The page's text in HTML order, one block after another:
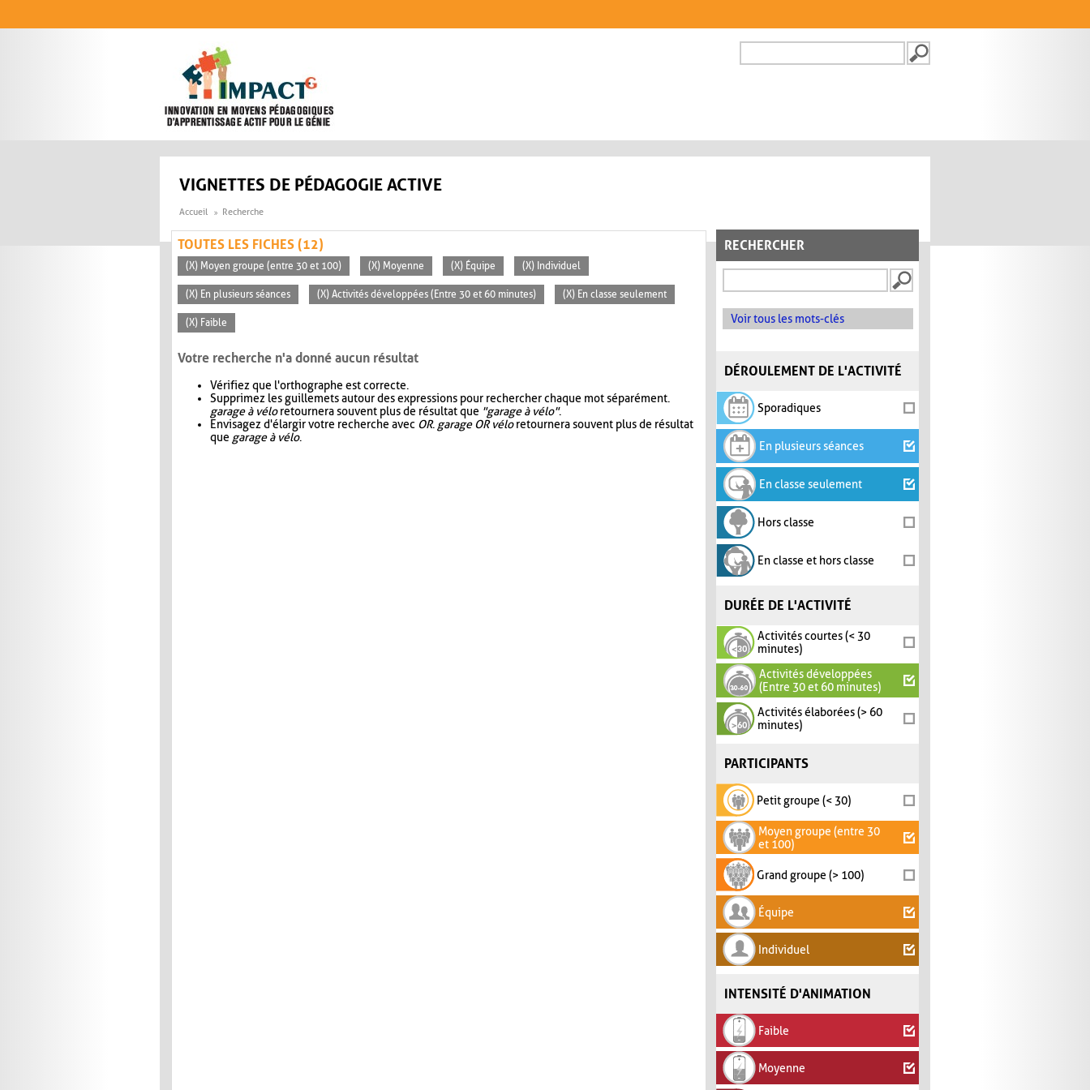
FORMULAIRE DE
VIGNETTES DE PÉDAGOGIE ACTIVE
Accueil Recherche
RECHERCHER
Voir tous les mots-clés
DÉROULEMENT DE L'ACTIVITÉ
Sporadiques
En plusieurs séances
En classe seulement
Hors classe
En classe et hors classe
DURÉE DE L'ACTIVITÉ
Activités courtes (< 30
minutes)
Activités développées
(Entre 30 et 60 minutes)
Activités élaborées (> 60
minutes)
PARTICIPANTS
Petit groupe (< 30)
Moyen groupe (entre 30
et 100)
Grand groupe (> 100)
Équipe
Individuel
INTENSITÉ D'ANIMATION
Faible
Moyenne
TOUTES LES FICHES (12)
(X) Moyen groupe (entre 30 et 100) (X) Moyenne (X) Équipe (X) Individuel
(X) En plusieurs séances (X) Activités développées (Entre 30 et 60 minutes) (X) En classe seulement
(X) Faible
Votre recherche n'a donné aucun résultat
Vérifiez que l'orthographe est correcte.
Supprimez les guillemets autour des expressions pour rechercher chaque mot séparément.
garage à véloretournera souvent plus de résultat que "garage à vélo".
Envisagez d'élargir votre recherche avec OR. garage OR véloretournera souvent plus de résultat
que garage à vélo.